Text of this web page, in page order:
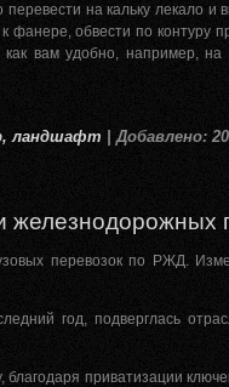
на кальку лекало и
фанере, обвести по контуру
вам удобно, например,
ландшафт | Добавлено:
железнодорожных
перевозок по РЖД.
год, подверглась
благодаря приватизации